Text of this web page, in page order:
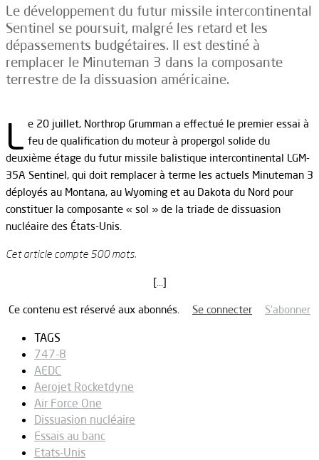
Le développement du futur missile intercontinental
Sentinel se poursuit, malgré les retard et les
dépassements budgétaires. Il est destiné à
remplacer le Minuteman 3 dans la composante
terrestre de la dissuasion américaine.
L e 20 juillet, Northrop Grumman a effectué le premier essai à
feu de qualification du moteur à propergol solide du
deuxième étage du futur missile balistique intercontinental LGM-
35A Sentinel, qui doit remplacer à terme les actuels Minuteman 3
déployés au Montana, au Wyoming et au Dakota du Nord pour
constituer la composante « sol » de la triade de dissuasion
nucléaire des États-Unis.
Cet article compte 500 mots.
[…]
Ce contenu est réservé aux abonnés. Se connecter S’abonner
TAGS
747-8
AEDC
Aerojet Rocketdyne
Air Force One
Dissuasion nucléaire
Essais au banc
Etats-Unis